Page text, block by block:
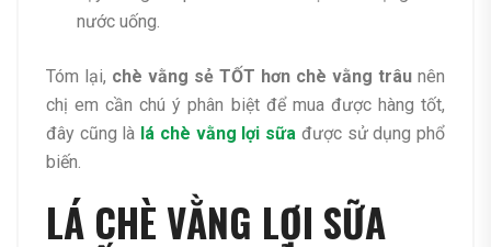
nước uống.
Tóm lại, chè vằng sẻ TỐT hơn chè vằng trâu nên
chị em cần chú ý phân biệt để mua được hàng tốt,
đây cũng là lá chè vằng lợi sữa được sử dụng phổ
biến.
LÁ CHÈ VẰNG LỢI SỮA